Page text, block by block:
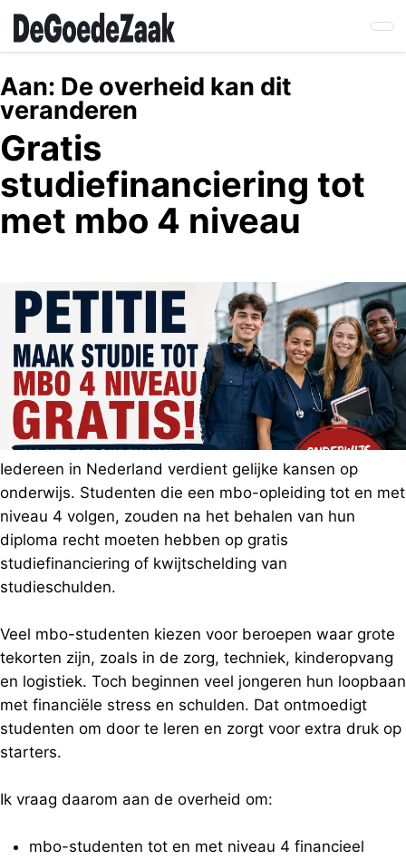
Skip
main
content
Aan: De overheid kan dit
veranderen
Gratis
studiefinanciering tot
met mbo 4 niveau
Iedereen in Nederland verdient gelijke kansen op
onderwijs. Studenten die een mbo-opleiding tot en met
niveau 4 volgen, zouden na het behalen van hun
diploma recht moeten hebben op gratis
studiefinanciering of kwijtschelding van
studieschulden.
Veel mbo-studenten kiezen voor beroepen waar grote
tekorten zijn, zoals in de zorg, techniek, kinderopvang
en logistiek. Toch beginnen veel jongeren hun loopbaan
met financiële stress en schulden. Dat ontmoedigt
studenten om door te leren en zorgt voor extra druk op
starters.
Ik vraag daarom aan de overheid om:
mbo-studenten tot en met niveau 4 financieel